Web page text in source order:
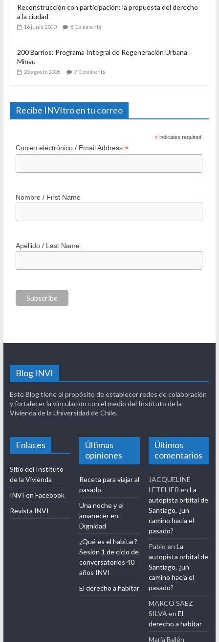
Reconstrucción con participación: la propuesta del derecho
a la ciudad
16 junio 2010 8 Comments
200 Barrios: Programa Integral de Regeneración Urbana
Minvu
25 agosto 2006 7 Comments
Recibe INVItro en tu correo
* indicates required
Correo electrónico / Email Address *
Nombre / First Name
Apellido / Last Name
Blog INVI
Este Blog tiene el propósito de establecer redes de colaboración
y fortalecer la vinculación con el medio del Instituto de la
Vivienda de la Universidad de Chile.
Enlaces
Sitio del Instituto
de la Vivienda
INVI en Facebook
Revista INVI
Últimas
opiniones
Receta para viajar al
pasado
Una noche y el
amanecer en
Dignidad
¿Qué es el habitar?
Sesión 1 de ciclo de
conversatorios 40
años INVI
El derecho a habitar
Últimos
comentarios
JACQUELINE
LETELIER enLa
autopista orbital de
Santiago, ¿un
camino hacia el
pasado?
Pablo enLa
autopista orbital de
Santiago, ¿un
camino hacia el
pasado?
MARCO SAEZ
SILVA enEl
derecho a habitar
María Belén